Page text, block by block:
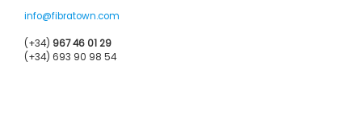
info@fibratown.com
(+34) 967 46 01 29
(+34) 693 90 98 54